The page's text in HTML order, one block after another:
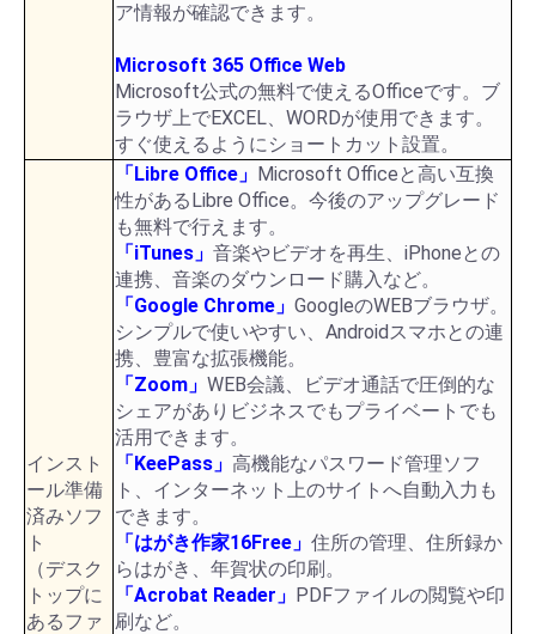
ア情報が確認できます。
Microsoft 365 Office Web
Microsoft公式の無料で使えるOfficeです。ブ
ラウザ上でEXCEL、WORDが使用できます。
すぐ使えるようにショートカット設置。
インスト
ール準備
済みソフ
ト
（デスク
トップに
あるファ
「Libre Office」 Microsoft Officeと高い互換
性があるLibre Office。今後のアップグレード
も無料で行えます。
「iTunes」 音楽やビデオを再生、iPhoneとの
連携、音楽のダウンロード購入など。
「Google Chrome」 GoogleのWEBブラウザ。
シンプルで使いやすい、Androidスマホとの連
携、豊富な拡張機能。
「Zoom」 WEB会議、ビデオ通話で圧倒的な
シェアがありビジネスでもプライベートでも
活用できます。
「KeePass」 高機能なパスワード管理ソフ
ト、インターネット上のサイトへ自動入力も
できます。
「はがき作家16Free」 住所の管理、住所録か
らはがき、年賀状の印刷。
「Acrobat Reader」 PDFファイルの閲覧や印
刷など。